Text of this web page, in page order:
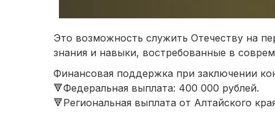
Это возможность служить Отечеству на
знания и навыки, востребованные в
Финансовая поддержка при заключении
🔻Федеральная выплата: 400 000 рублей.
🔻Региональная выплата от Алтайского